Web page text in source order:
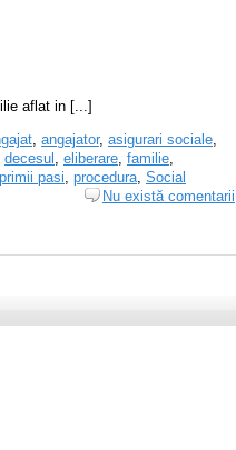
aflat in [...]
angajator, asigurari sociale
decesul eliberare familie
primii pasi procedura Social
Nu există comentarii